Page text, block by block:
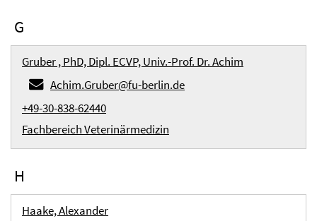
G
Gruber , PhD, Dipl. ECVP, Univ.-Prof. Dr. Achim
Achim.Gruber@fu-berlin.de
+49-30-838-62440
Fachbereich Veterinärmedizin
H
Haake, Alexander